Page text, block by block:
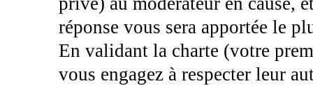
réponse vous sera apportée le
En validant la charte (votre
vous engagez à respecter leur